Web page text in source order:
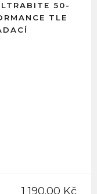
50-
TLE
1 190.00 Kč